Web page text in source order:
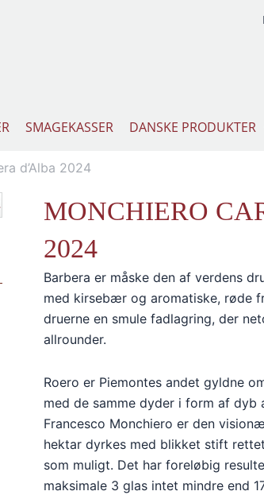
SMAGEKASSER DANSKE PRODUKTER
d’Alba 2024
MONCHIERO
2024
Barbera er måske den af verdens
med kirsebær og aromatiske, røde
druerne en smule fadlagring, der
allrounder.
Roero er Piemontes andet gyldne
med de samme dyder i form af
Francesco Monchiero er den
hektar dyrkes med blikket stift
som muligt. Det har foreløbig
maksimale 3 glas intet mindre end